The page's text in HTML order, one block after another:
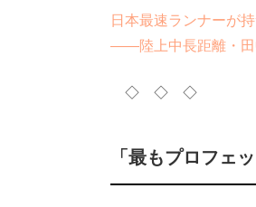
日本最速ランナーが
――陸上中長距離・田
◇ ◇ ◇
「最もプロフェ